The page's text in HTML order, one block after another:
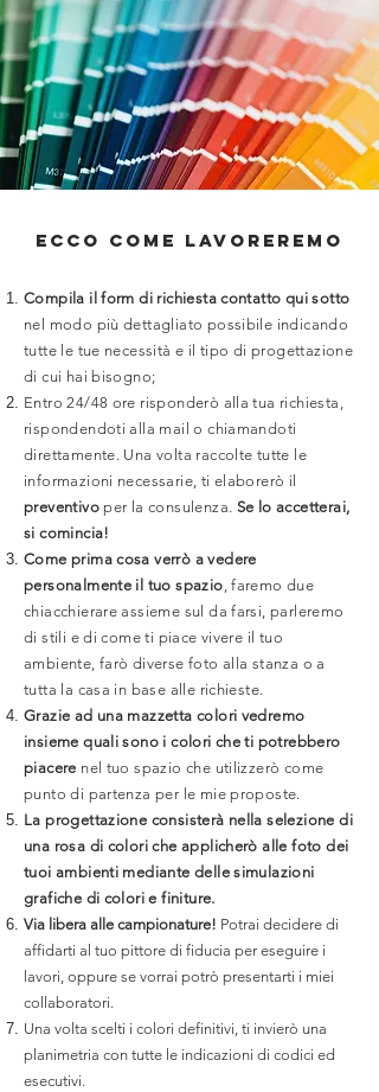
ecco come lavoreremo
Compila il form di richiesta contatto qui sotto
nel modo più dettagliato possibile indicando
tutte le tue necessità e il tipo di progettazione
di cui hai bisogno;
Entro 24/48 ore risponderò alla tua richiesta,
rispondendoti alla mail o chiamandoti
direttamente. Una volta raccolte tutte le
informazioni necessarie, ti elaborerò il
preventivoper la consulenza. Se lo accetterai,
si comincia!
Come prima cosa verrò a vedere
personalmente il tuo spazio, faremo due
chiacchierare assieme sul da farsi, parleremo
di stili e di come ti piace vivere il tuo
ambiente, farò diverse foto alla stanza o a
tutta la casa in base alle richieste.
Grazie ad una mazzetta colori vedremo
insieme quali sono i colori che ti potrebbero
piacere nel tuo spazio che utilizzerò come
punto di partenza per le mie proposte.
La progettazione consisterà nella selezione di
una rosa di colori che applicherò alle foto dei
tuoi ambienti mediante delle simulazioni
grafiche di colori e finiture.
Via libera alle campionature! Potrai decidere di
affidarti al tuo pittore di fiducia per eseguire i
lavori, oppure se vorrai potrò presentarti i miei
collaboratori.
Una volta scelti i colori definitivi, ti invierò una
planimetria con tutte le indicazioni di codici ed
esecutivi.